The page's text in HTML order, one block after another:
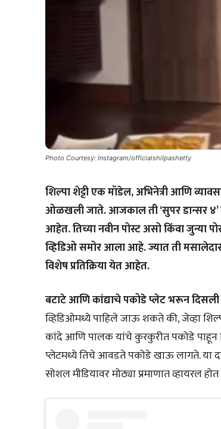
Photo Courtesy: Instagram/officialshilpashetty
शिल्पा शेट्टी एक मॉडेल, अभिनेत्री आणि
ओळखली जाते. आजकाल ती ‘सुपर डान्सर ४’
आहेत. तिच्या नवीन पोस्ट असो किंवा जुन्या
व्हिडिओ समोर आला आहे. ज्यात ती
विशेष प्रतिक्रिया येत आहेत.
बटाटे आणि कांद्याचे पकोडे प्लेट भरून दिसली
व्हिडिओमध्ये पाहिले जाऊ शकते की, जेव्हा
कांदे आणि पालक यांचे कुरकुरीत पकोडे पाहून
प्लेटमध्ये तिचे आवडते पकोडे खाऊ लागते. या
सोशल मीडियावर मोठ्या प्रमाणात व्हायरल